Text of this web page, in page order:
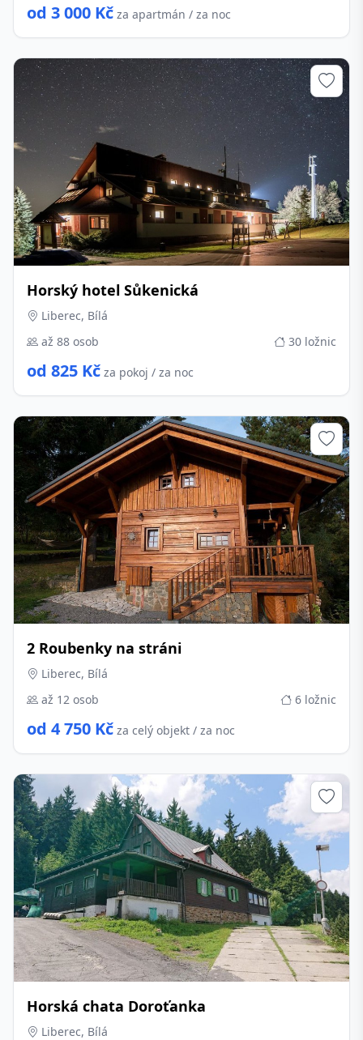
od 3 000 Kč za apartmán / za noc
Horský hotel Sůkenická
Liberec, Bílá
až 88 osob
30 ložnic
od 825 Kč za pokoj / za noc
2 Roubenky na stráni
Liberec, Bílá
až 12 osob
6 ložnic
od 4 750 Kč za celý objekt / za noc
Horská chata Doroťanka
Liberec, Bílá